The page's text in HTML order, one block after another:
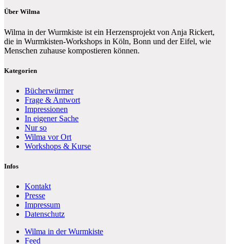
Über Wilma
Wilma in der Wurmkiste ist ein Herzensprojekt von Anja Rickert,
die in Wurmkisten-Workshops in Köln, Bonn und der Eifel, wie
Menschen zuhause kompostieren können.
Kategorien
Bücherwürmer
Frage & Antwort
Impressionen
In eigener Sache
Nur so
Wilma vor Ort
Workshops & Kurse
Infos
Kontakt
Presse
Impressum
Datenschutz
Wilma in der Wurmkiste
Feed